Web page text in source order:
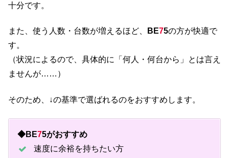
十分です。
また、使う人数・台数が増えるほど、 BE75の方が快適で
す。
（状況によるので、具体的に「何人・何台から」とは言え
ませんが……）
そのため、↓の基準で選ばれるのをおすすめします。
◆BE75がおすすめ
速度に余裕を持ちたい方